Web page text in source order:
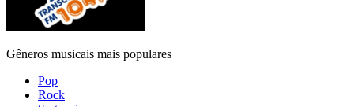
Gêneros musicais mais populares
Pop
Rock